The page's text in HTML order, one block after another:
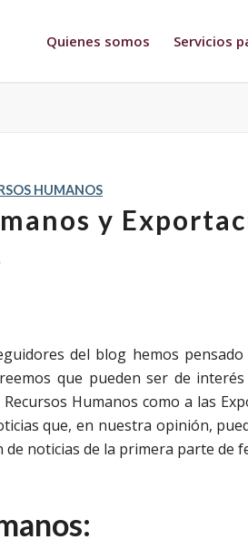
Quienes somos Servicios
HUMANOS
y
del blog hemos
que pueden ser de
Humanos como a las
que, en nuestra opinión,
de noticias de la primera parte de